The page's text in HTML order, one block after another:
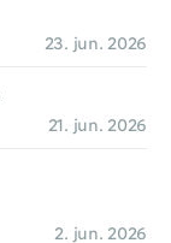
23. jun. 2026
21. jun. 2026
2. jun. 2026